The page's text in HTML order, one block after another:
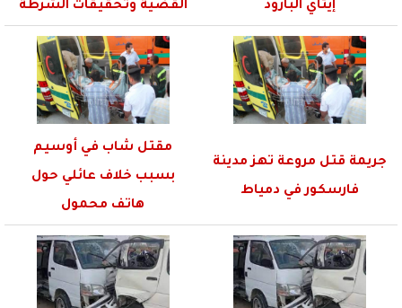
إيتاي البارود
القضية وتحقيقات الشرطة
جريمة قتل مروعة تهز مدينة
فارسكور في دمياط
مقتل شاب في أوسيم
بسبب خلاف عائلي حول
هاتف محمول